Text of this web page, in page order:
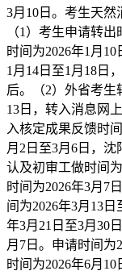
3月10日。考生天然
（1）考生申请转
时间为2026年1月
1月14日至1月18日
后。（2）外省考生
13日，转入消息网
入核定成果反馈时
月2日至3月6日，
认及初审工做时间
时间为2026年3月7
间为2026年3月13
年3月21日至3月30
月7日。申请时间为
时间为2026年6月